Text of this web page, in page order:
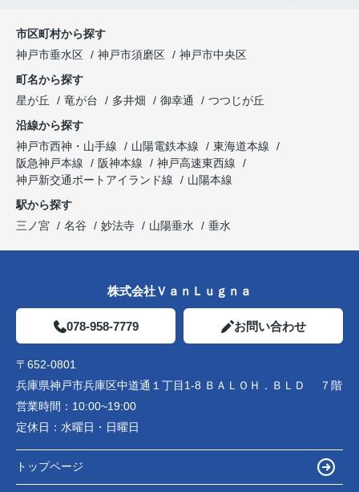
市区町村から探す
神戸市垂水区
神戸市須磨区
神戸市中央区
町名から探す
星が丘
竜が台 多井畑 御幸通
つつじが丘
沿線から探す
神戸市西神・山手線
山陽電鉄本線
東海道本線
阪急神戸本線
阪神本線
神戸高速東西線
神戸新交通ポートアイランド線
山陽本線
駅から探す
三ノ宮
名谷 妙法寺 山陽垂水 垂水
株式会社ＶａｎＬｕｇｎａ
078-958-7779 お問い合わせ
〒652-0801
兵庫県神戸市兵庫区中道通１丁目1-8 ＢＡＬＯＨ．ＢＬＤ ７階
営業時間： 10:00~19:00
定休日： 水曜日・日曜日
トップページ